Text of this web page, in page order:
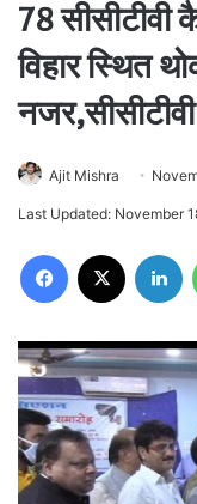
78 सीसीटीवी
विहार स्थित
Ajit Mishra
Last Updated: November
Facebook